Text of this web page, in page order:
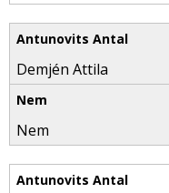
Demjén Attila
Nem